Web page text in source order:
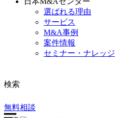
選ばれる理由
サービス
M&A事例
案件情報
セミナー・ナレッジ
検索
無料相談